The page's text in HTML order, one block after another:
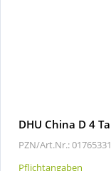
DHU China D 4
PZN/Art.Nr.:
Pflichtangaben